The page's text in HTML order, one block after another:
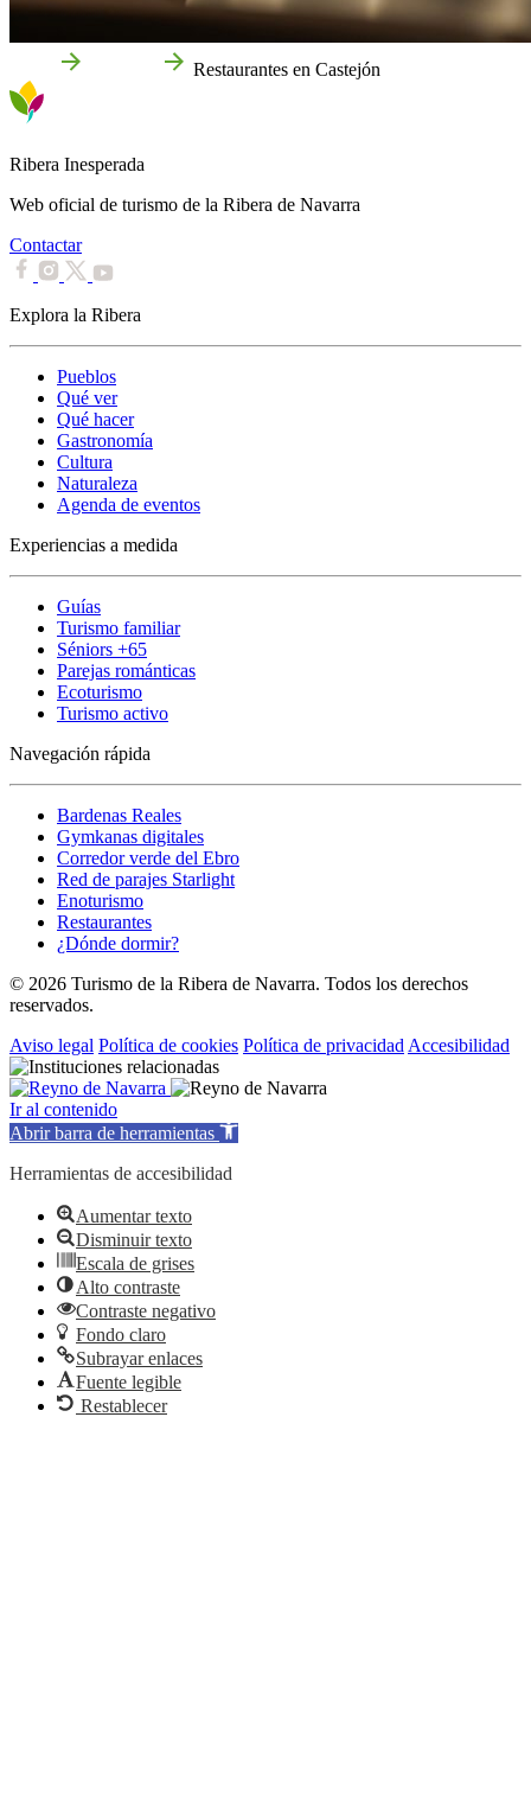
Restaurantes en Castejón
Ribera Inesperada
Web oficial de turismo de la Ribera de Navarra
Contactar
Explora la Ribera
Pueblos
Qué ver
Qué hacer
Gastronomía
Cultura
Naturaleza
Agenda de eventos
Experiencias a medida
Guías
Turismo familiar
Séniors +65
Parejas románticas
Ecoturismo
Turismo activo
Navegación rápida
Bardenas Reales
Gymkanas digitales
Corredor verde del Ebro
Red de parajes Starlight
Enoturismo
Restaurantes
¿Dónde dormir?
© 2026 Turismo de la Ribera de Navarra. Todos los derechos
reservados.
Aviso legal Política de cookies Política de privacidad Accesibilidad
Ir al contenido
Abrir barra de herramientas
Herramientas de accesibilidad
Aumentar texto
Disminuir texto
Escala de grises
Alto contraste
Contraste negativo
Fondo claro
Subrayar enlaces
Fuente legible
Restablecer